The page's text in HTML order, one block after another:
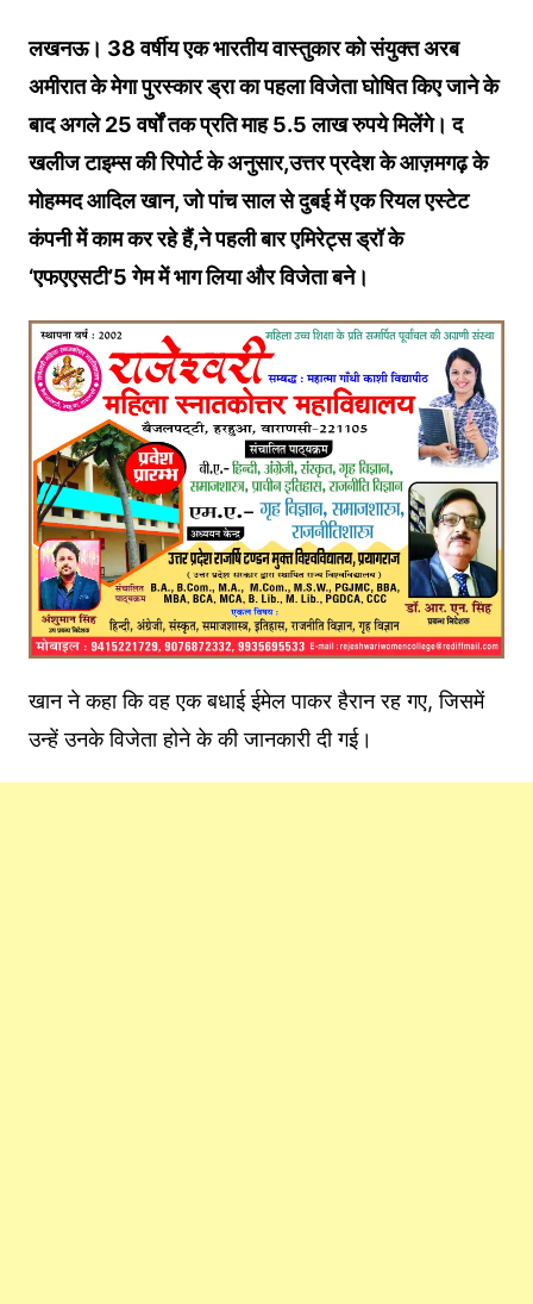
लखनऊ। 38 वर्षीय एक भारतीय वास्तुकार को संयुक्त अरब
अमीरात के मेगा पुरस्कार ड्रा का पहला विजेता घोषित किए जाने के
बाद अगले 25 वर्षों तक प्रति माह 5.5 लाख रुपये मिलेंगे। द
खलीज टाइम्स की रिपोर्ट के अनुसार,उत्तर प्रदेश के आज़मगढ़ के
मोहम्मद आदिल खान, जो पांच साल से दुबई में एक रियल एस्टेट
कंपनी में काम कर रहे हैं,ने पहली बार एमिरेट्स ड्रॉ के
‘एफएएसटी’5 गेम में भाग लिया और विजेता बने।
खान ने कहा कि वह एक बधाई ईमेल पाकर हैरान रह गए, जिसमें
उन्हें उनके विजेता होने के की जानकारी दी गई।